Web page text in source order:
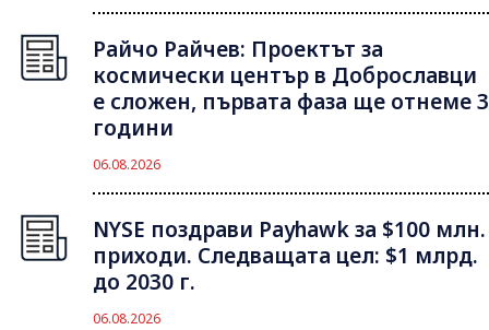
Райчо Райчев: Проектът за
космически център в Доброславци
е сложен, първата фаза ще отнеме 3
години
06.08.2026
NYSE поздрави Payhawk за $100 млн.
приходи. Следващата цел: $1 млрд.
до 2030 г.
06.08.2026